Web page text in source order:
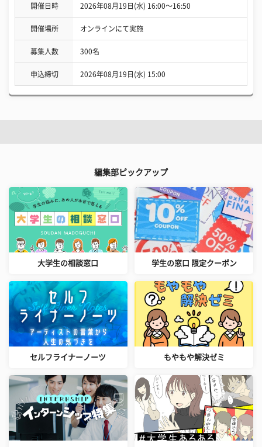
開催日時 2026年08月19日(水) 16:00〜16:50
開催場所 オンラインにて実施
募集人数 300名
申込締切 2026年08月19日(水) 15:00
編集部ピックアップ
大学生の相談窓口 学生の窓口 限定クーポン
セルフライナーノーツ もやもや解決ゼミ